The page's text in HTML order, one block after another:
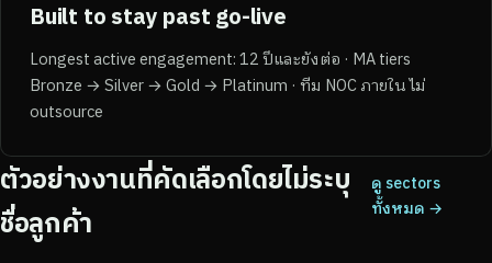
Built to stay past go-live
Longest active engagement: 12 ปีและยังต่อ · MA tiers
Bronze → Silver → Gold → Platinum · ทีม NOC ภายใน ไม่
outsource
ตัวอย่างงานที่คัดเลือกโดยไม่ระบุ
ชื่อลูกค้า
ดู sectors
ทั้งหมด →